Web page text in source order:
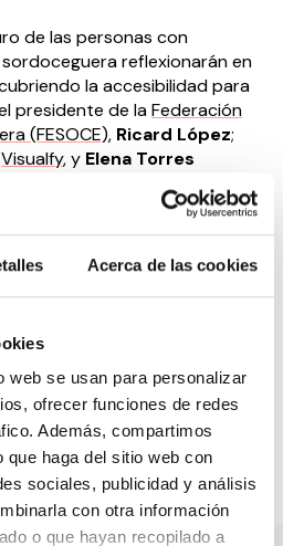
Acerca de las cookies
web se usan para personalizar
ofrecer funciones de redes
Además, compartimos
haga del sitio web con
sociales, publicidad y análisis
con otra información
o que hayan recopilado a
de las personas con
reflexionarán en
la accesibilidad para
presidente de laFederación
(FESOCE), Ricard López;
Visualfy, y Elena Torres
acrónimo del vocablo inglés
a través del correo
a través del siguiente
la accesibilidad